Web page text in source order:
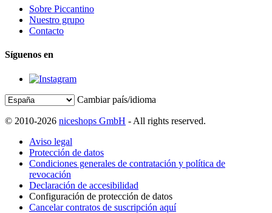
Sobre Piccantino
Nuestro grupo
Contacto
Síguenos en
Cambiar país/idioma
© 2010-2026 niceshops GmbH - All rights reserved.
Aviso legal
Protección de datos
Condiciones generales de contratación y política de
revocación
Declaración de accesibilidad
Configuración de protección de datos
Cancelar contratos de suscripción aquí